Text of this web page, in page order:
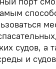
судов, а
и